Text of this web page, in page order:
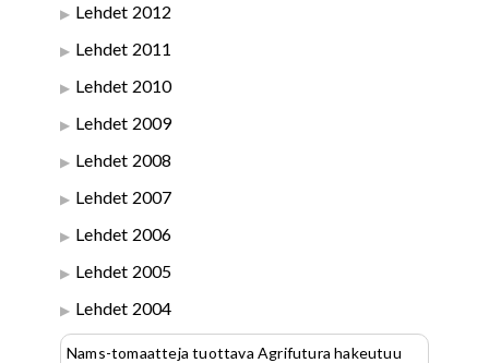
Lehdet 2012
Lehdet 2011
Lehdet 2010
Lehdet 2009
Lehdet 2008
Lehdet 2007
Lehdet 2006
Lehdet 2005
Lehdet 2004
Nams-tomaatteja tuottava Agrifutura hakeutuu